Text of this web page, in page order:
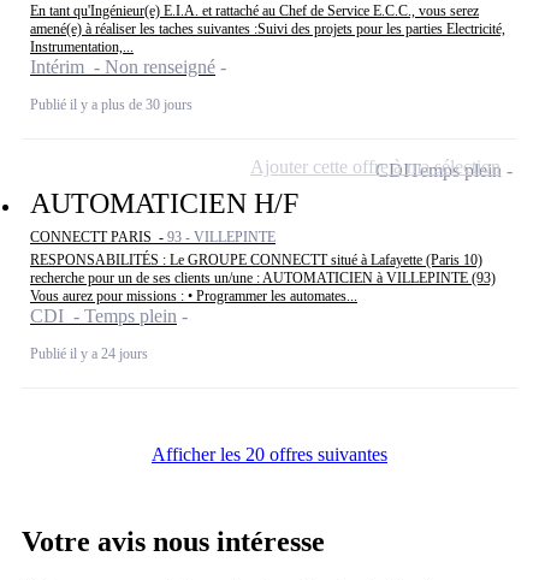
En tant qu'Ingénieur(e) E.I.A. et rattaché au Chef de Service E.C.C., vous serez
amené(e) à réaliser les taches suivantes :Suivi des projets pour les parties Electricité,
Instrumentation,...
Intérim - Non renseigné
Publié il y a plus de 30 jours
AUTOMATICIEN H/F
CONNECTT PARIS - 93 - VILLEPINTE
RESPONSABILITÉS : Le GROUPE CONNECTT situé à Lafayette (Paris 10)
recherche pour un de ses clients un/une : AUTOMATICIEN à VILLEPINTE (93)
Vous aurez pour missions : • Programmer les automates...
CDI - Temps plein
Publié il y a 24 jours
CDITemps plein
Ajouter cette offre à ma sélection
Afficher les 20 offres suivantes
Votre avis nous intéresse